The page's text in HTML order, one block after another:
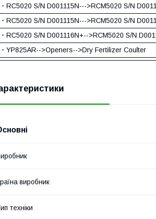
· RC5020 S/N D001115N--->RCM5020 S/N
· RC5020 S/N D001115N--->RCM5020 S/N
· RC5020 S/N D001116N+-->RCM5020 S/N
· YP825AR-->Openers-->Dry Fertilizer Coulter
виробник
техніки